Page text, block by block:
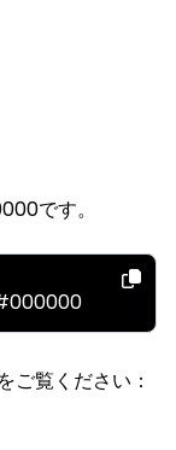
です。
覧ください：